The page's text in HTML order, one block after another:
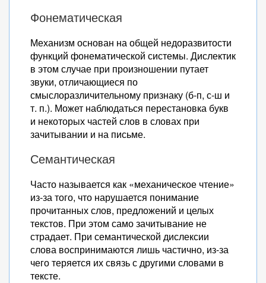
Фонематическая
Механизм основан на общей недоразвитости
функций фонематической системы. Дислектик
в этом случае при произношении путает
звуки, отличающиеся по
смыслоразличительному признаку (б-п, с-ш и
т. п.). Может наблюдаться перестановка букв
и некоторых частей слов в словах при
зачитывании и на письме.
Семантическая
Часто называется как «механическое чтение»
из-за того, что нарушается понимание
прочитанных слов, предложений и целых
текстов. При этом само зачитывание не
страдает. При семантической дислексии
слова воспринимаются лишь частично, из-за
чего теряется их связь с другими словами в
тексте.